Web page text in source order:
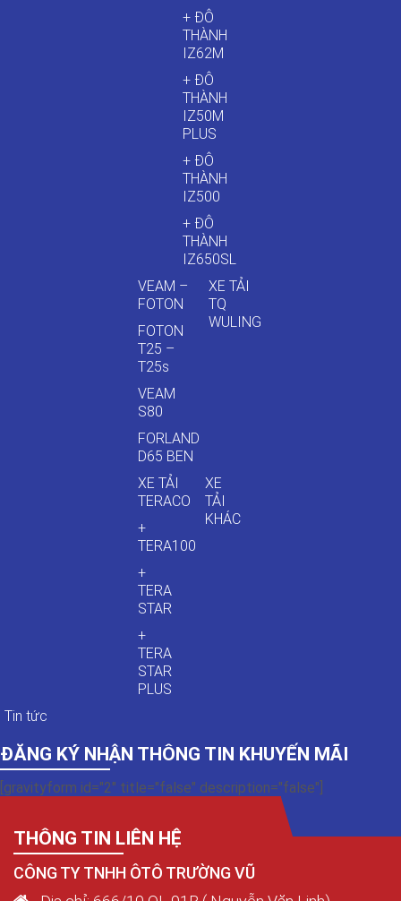
+ ĐÔ
THÀNH
IZ62M
+ ĐÔ
THÀNH
IZ50M
PLUS
+ ĐÔ
THÀNH
IZ500
+ ĐÔ
THÀNH
IZ650SL
VEAM –
FOTON
FOTON
T25 –
T25s
VEAM
S80
FORLAND
D65 BEN
XE TẢI
TQ
WULING
XE TẢI
TERACO
+
TERA100
+
TERA
STAR
+
TERA
STAR
PLUS
XE
TẢI
KHÁC
Tin tức
ĐĂNG KÝ NHẬN THÔNG TIN KHUYẾN MÃI
[gravityform id="2" title="false" description="false"]
THÔNG TIN LIÊN HỆ
CÔNG TY TNHH ÔTÔ TRƯỜNG VŨ